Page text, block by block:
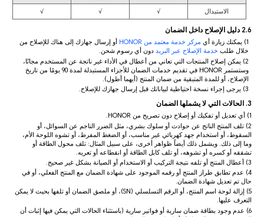
الاستبدال √
√
√
2.6 دليل الإصلاح داخل الضمان
1) يمكنك زيارة أي مركز خدمة معتمد من HONOR
أو إرسال جهازك إلى هناك للإصلاح من
خلال طلب خدمة الإصلاح عبر البريددون أي رسوم شحن.
2) يمكن إصلاح المنتجات التي تعاني من أعطال في الأداء غير ناتجة عن المستخدم مجانًا،
وستستمر HONOR في تقديم خدمات الضمان للأجزاء المستبدلة لمدة 90 يومًا من تاريخ
الإصلاح، أو للمدة المتبقية من ضمان المنتج (أيهما أطول).
3) يرجى إجراء نسخة احتياطية لبياناتك قبل إرسال جهازك للإصلاح.
3. الحالات التي لا يشملها الضمان
1) أي تعديل أو تفكيك أو إصلاح دون تصريح من HONOR.
2) تلف المنتج الناتج عن حوادث أو سلوك بشري، مثل الضرر الناجم عن السوائل، أو
السقوط، أو استخدام جهد كهربائي غير مناسب، أو الضغط المفرط، أو تشوه اللوحة الأم،
وما إلى ذلك. ويشمل ذلك أيضاً ظواهر أخرى، على سبيل المثال: تلف محول الطاقة أو
تشققه أو كسره أو تشوهه، أو تلف كابل الطاقة أو انقطاعه أو تعريه.
3) أعطال المنتج أو تلفه نتيجة التركيب أو الاستخدام أو الصيانة بشكل غير صحيح.
4) عدم تطابق طراز المنتج أو رقمه الموجود على شهادة الضمان مع المنتج الفعلي، أو في
حال تم تعديل شهادة الضمان.
5) إزالة لوحة اسم المنتج، أو الرقم التسلسلي (SN)، أو ملصق الضمان أو تلفها بحيث لا يمكن
التعرف عليها.
6) عدم وجود بطاقة ضمان سارية أو فواتير سارية (باستثناء الحالات التي يمكن فيها إثبات أن